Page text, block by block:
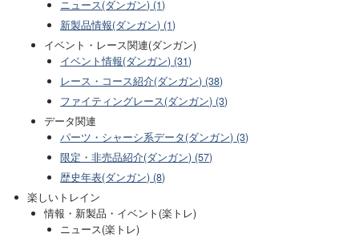
ニュース(ダンガン) (1)
新製品情報(ダンガン) (1)
イベント・レース関連(ダンガン)
イベント情報(ダンガン) (31)
レース・コース紹介(ダンガン) (38)
ファイティングレース(ダンガン) (3)
データ関連
パーツ・シャーシ系データ(ダンガン) (3)
限定・非売品紹介(ダンガン) (57)
歴史年表(ダンガン) (8)
楽しいトレイン
情報・新製品・イベント(楽トレ)
ニュース(楽トレ)